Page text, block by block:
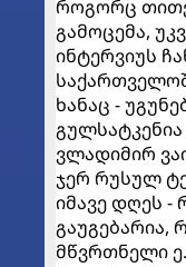
როგორც
გამოცემა,
ინტერვიუს
ხანაც -
ვლადიმირ
ჯერ რუსულ
იმავე დღეს
გაუგებარია,
მწვრთნელი